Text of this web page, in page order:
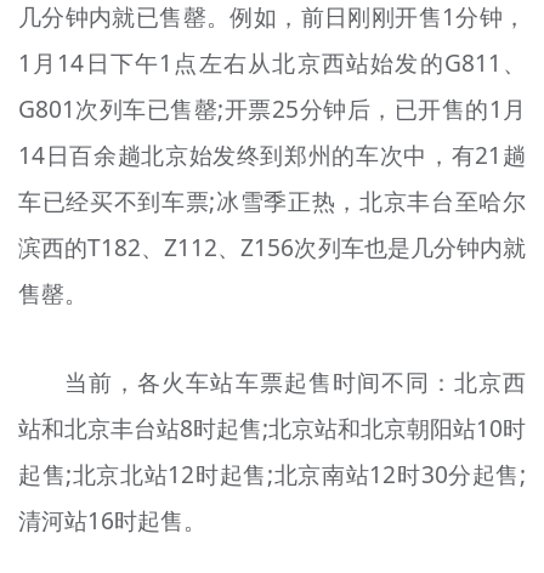
几分钟内就已售罄。例如，前日刚刚开售1分钟，
1月14日下午1点左右从北京西站始发的G811、
G801次列车已售罄;开票25分钟后，已开售的1月
14日百余趟北京始发终到郑州的车次中，有21趟
车已经买不到车票;冰雪季正热，北京丰台至哈尔
滨西的T182、Z112、Z156次列车也是几分钟内就
售罄。
当前，各火车站车票起售时间不同：北京西
站和北京丰台站8时起售;北京站和北京朝阳站10时
起售;北京北站12时起售;北京南站12时30分起售;
清河站16时起售。